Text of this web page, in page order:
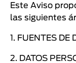
Este Aviso
las siguientes
1. FUENTES DE
2. DATOS